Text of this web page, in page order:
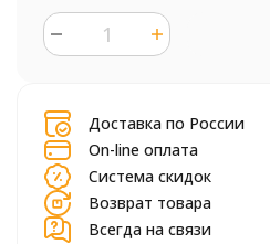
Доставка по России
On-line оплата
Система скидок
Возврат товара
Всегда на связи